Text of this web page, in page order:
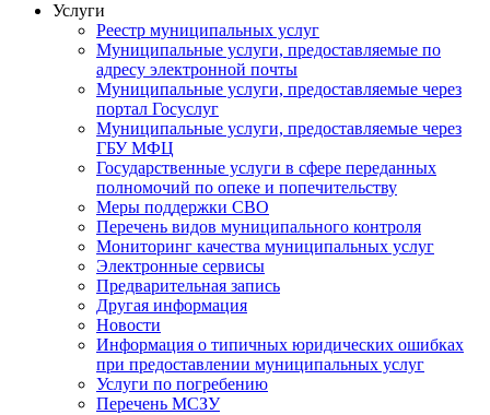
Услуги
Реестр муниципальных услуг
Муниципальные услуги, предоставляемые по
адресу электронной почты
Муниципальные услуги, предоставляемые через
портал Госуслуг
Муниципальные услуги, предоставляемые через
ГБУ МФЦ
Государственные услуги в сфере переданных
полномочий по опеке и попечительству
Меры поддержки СВО
Перечень видов муниципального контроля
Мониторинг качества муниципальных услуг
Электронные сервисы
Предварительная запись
Другая информация
Новости
Информация о типичных юридических ошибках
при предоставлении муниципальных услуг
Услуги по погребению
Перечень МСЗУ